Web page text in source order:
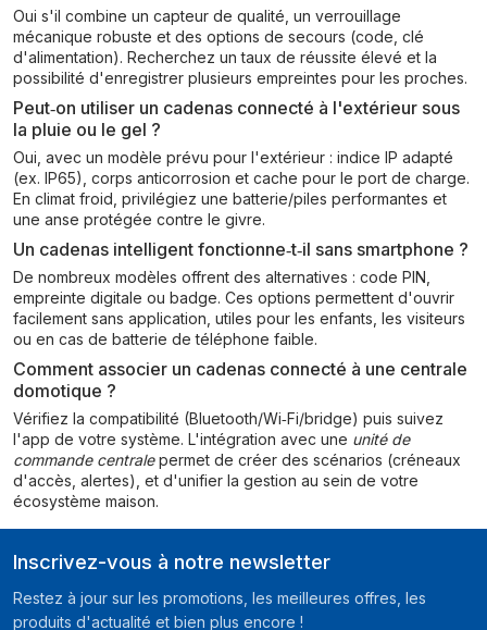
Oui s'il combine un capteur de qualité, un verrouillage
mécanique robuste et des options de secours (code, clé
d'alimentation). Recherchez un taux de réussite élevé et la
possibilité d'enregistrer plusieurs empreintes pour les proches.
Peut‑on utiliser un cadenas connecté à l'extérieur sous
la pluie ou le gel ?
Oui, avec un modèle prévu pour l'extérieur : indice IP adapté
(ex. IP65), corps anticorrosion et cache pour le port de charge.
En climat froid, privilégiez une batterie/piles performantes et
une anse protégée contre le givre.
Un cadenas intelligent fonctionne‑t‑il sans smartphone ?
De nombreux modèles offrent des alternatives : code PIN,
empreinte digitale ou badge. Ces options permettent d'ouvrir
facilement sans application, utiles pour les enfants, les visiteurs
ou en cas de batterie de téléphone faible.
Comment associer un cadenas connecté à une centrale
domotique ?
Vérifiez la compatibilité (Bluetooth/Wi‑Fi/bridge) puis suivez
l'app de votre système. L'intégration avec une unité de
commande centralepermet de créer des scénarios (créneaux
d'accès, alertes), et d'unifier la gestion au sein de votre
écosystème maison.
Inscrivez-vous à notre newsletter
Restez à jour sur les promotions, les meilleures offres, les
produits d'actualité et bien plus encore !